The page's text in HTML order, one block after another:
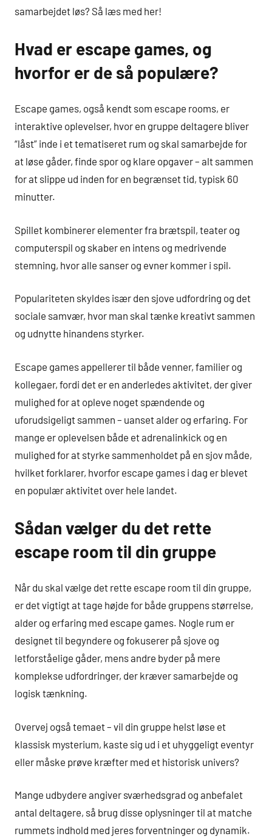
samarbejdet løs? Så læs med her!
Hvad er escape games, og
hvorfor er de så populære?
Escape games, også kendt som escape rooms, er
interaktive oplevelser, hvor en gruppe deltagere bliver
“låst” inde i et tematiseret rum og skal samarbejde for
at løse gåder, finde spor og klare opgaver – alt sammen
for at slippe ud inden for en begrænset tid, typisk 60
minutter.
Spillet kombinerer elementer fra brætspil, teater og
computerspil og skaber en intens og medrivende
stemning, hvor alle sanser og evner kommer i spil.
Populariteten skyldes især den sjove udfordring og det
sociale samvær, hvor man skal tænke kreativt sammen
og udnytte hinandens styrker.
Escape games appellerer til både venner, familier og
kollegaer, fordi det er en anderledes aktivitet, der giver
mulighed for at opleve noget spændende og
uforudsigeligt sammen – uanset alder og erfaring. For
mange er oplevelsen både et adrenalinkick og en
mulighed for at styrke sammenholdet på en sjov måde,
hvilket forklarer, hvorfor escape games i dag er blevet
en populær aktivitet over hele landet.
Sådan vælger du det rette
escape room til din gruppe
Når du skal vælge det rette escape room til din gruppe,
er det vigtigt at tage højde for både gruppens størrelse,
alder og erfaring med escape games. Nogle rum er
designet til begyndere og fokuserer på sjove og
letforståelige gåder, mens andre byder på mere
komplekse udfordringer, der kræver samarbejde og
logisk tænkning.
Overvej også temaet – vil din gruppe helst løse et
klassisk mysterium, kaste sig ud i et uhyggeligt eventyr
eller måske prøve kræfter med et historisk univers?
Mange udbydere angiver sværhedsgrad og anbefalet
antal deltagere, så brug disse oplysninger til at matche
rummets indhold med jeres forventninger og dynamik.